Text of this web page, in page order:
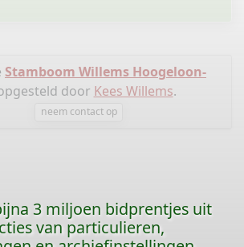
Stamboom Willems Hoogeloon-
door Kees Willems.
neem contact op
3 miljoen bidprentjes uit
van particulieren,